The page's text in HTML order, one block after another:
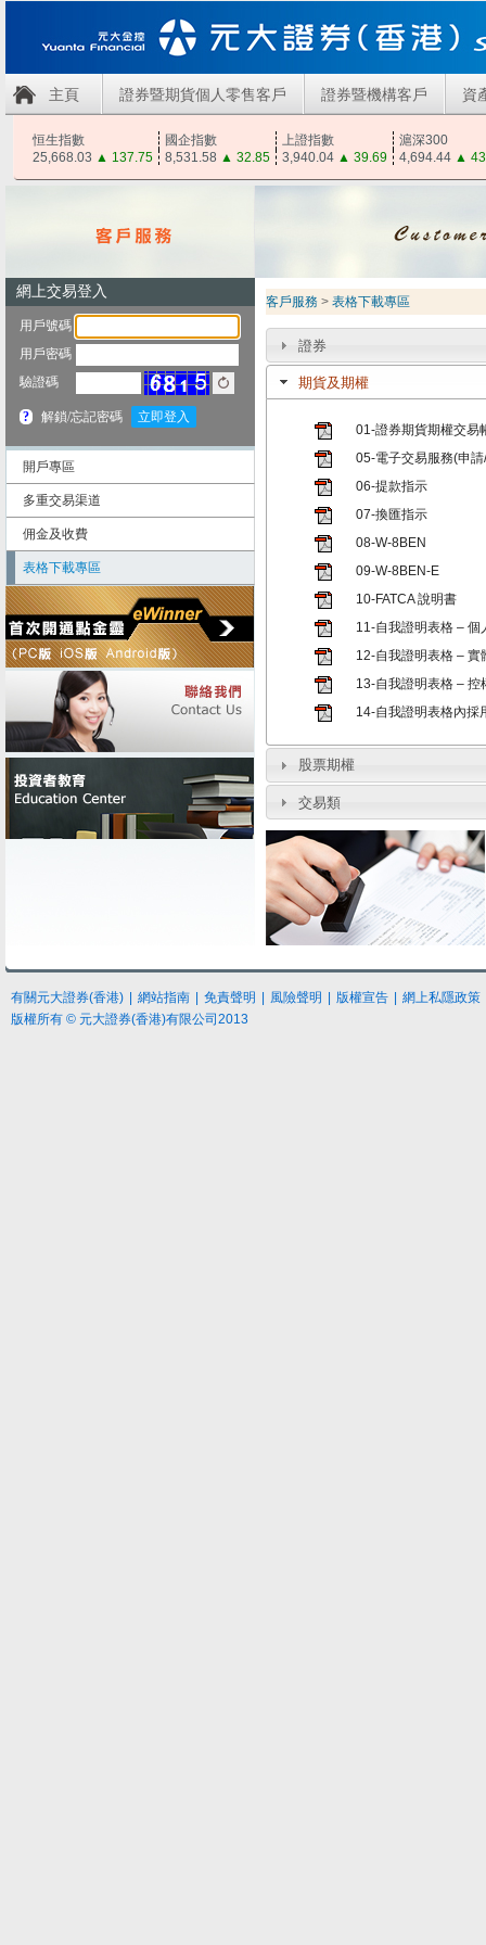
主頁 證券暨期貨個人零售客戶 證券暨機構客戶 資
恒生指數 國企指數 上證指數
滬深300
25,668.03 ▲ 137.75 8,531.58 ▲ 32.85 3,940.04 ▲ 39.69 4,694.44 ▲
開戶專區
多重交易渠道
佣金及收費
表格下載專區
客戶服務 > 表格下載專區
證券
期貨及期權
01-證券期貨期權交易
05-電子交易服務(申
06-提款指示
07-換匯指示
08-W-8BEN
09-W-8BEN-E
10-FATCA 說明書
11-自我證明表格 – 個
12-自我證明表格 – 實
13-自我證明表格 – 控
14-自我證明表格內採
股票期權
交易類
有關元大證券(香港) 網站指南 免責聲明 風險聲明 版權宣告
網上私隱政策
版權所有 © 元大證券(香港)有限公司2013